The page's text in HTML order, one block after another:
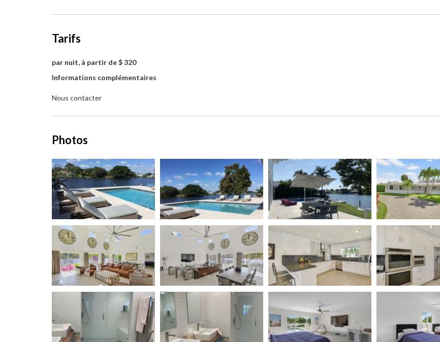
Tarifs
par nuit, à partir de $ 320
Informations complémentaires
Nous contacter
Photos